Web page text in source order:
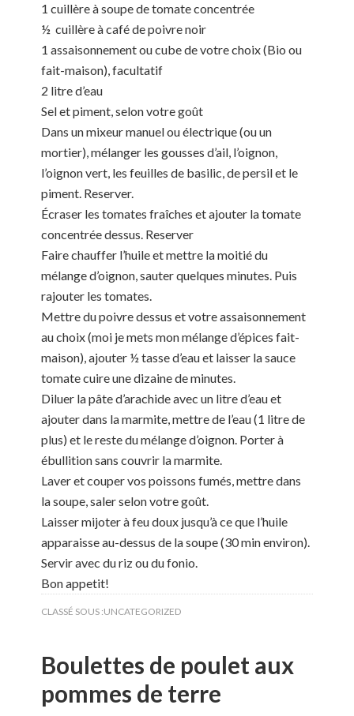
1 cuillère à soupe de tomate concentrée
½ cuillère à café de poivre noir
1 assaisonnement ou cube de votre choix (Bio ou
fait-maison), facultatif
2 litre d’eau
Sel et piment, selon votre goût
Dans un mixeur manuel ou électrique (ou un
mortier), mélanger les gousses d’ail, l’oignon,
l’oignon vert, les feuilles de basilic, de persil et le
piment. Reserver.
Écraser les tomates fraîches et ajouter la tomate
concentrée dessus. Reserver
Faire chauffer l’huile et mettre la moitié du
mélange d’oignon, sauter quelques minutes. Puis
rajouter les tomates.
Mettre du poivre dessus et votre assaisonnement
au choix (moi je mets mon mélange d’épices fait-
maison), ajouter ½ tasse d’eau et laisser la sauce
tomate cuire une dizaine de minutes.
Diluer la pâte d’arachide avec un litre d’eau et
ajouter dans la marmite, mettre de l’eau (1 litre de
plus) et le reste du mélange d’oignon. Porter à
ébullition sans couvrir la marmite.
Laver et couper vos poissons fumés, mettre dans
la soupe, saler selon votre goût.
Laisser mijoter à feu doux jusqu’à ce que l’huile
apparaisse au-dessus de la soupe (30 min environ).
Servir avec du riz ou du fonio.
Bon appetit!
CLASSÉ SOUS :UNCATEGORIZED
Boulettes de poulet aux
pommes de terre